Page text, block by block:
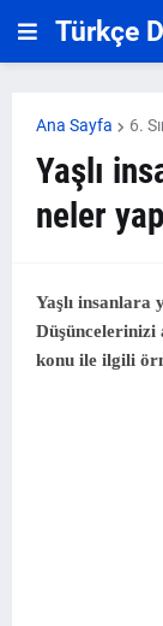
Türkçe
Ana Sayfa 6.
Yaşlı
neler
Yaşlı insanlara
Düşüncelerinizi
konu ile ilgili